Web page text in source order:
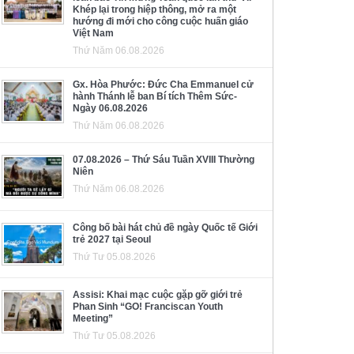
Khép lại trong hiệp thông, mở ra một
hướng đi mới cho công cuộc huấn giáo
Việt Nam
Thứ Năm 06.08.2026
Gx. Hòa Phước: Đức Cha Emmanuel cử
hành Thánh lễ ban Bí tích Thêm Sức-
Ngày 06.08.2026
Thứ Năm 06.08.2026
07.08.2026 – Thứ Sáu Tuần XVIII Thường
Niên
Thứ Năm 06.08.2026
Công bố bài hát chủ đề ngày Quốc tế Giới
trẻ 2027 tại Seoul
Thứ Tư 05.08.2026
Assisi: Khai mạc cuộc gặp gỡ giới trẻ
Phan Sinh “GO! Franciscan Youth
Meeting”
Thứ Tư 05.08.2026